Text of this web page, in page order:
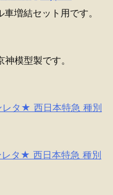
増結セット用です。
模型製です。
タ★ 西日本特急 種別
タ★ 西日本特急 種別